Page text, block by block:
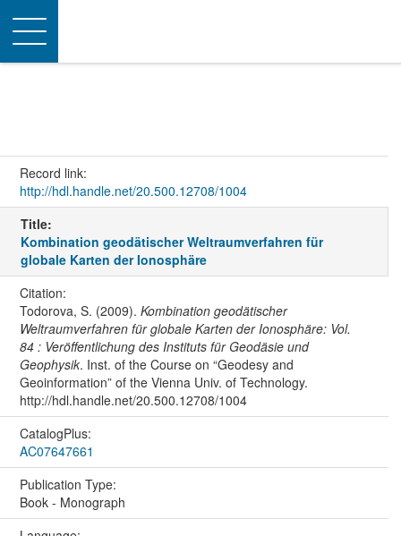
Toggle
navigation
Record link:
http://hdl.handle.net/20.500.12708/1004
Title:
Kombination geodätischer Weltraumverfahren für
globale Karten der Ionosphäre
Citation:
Todorova, S. (2009). Kombination geodätischer
Weltraumverfahren für globale Karten der Ionosphäre: Vol.
84 : Veröffentlichung des Instituts für Geodäsie und
Geophysik. Inst. of the Course on “Geodesy and
Geoinformation” of the Vienna Univ. of Technology.
http://hdl.handle.net/20.500.12708/1004
CatalogPlus:
AC07647661
Publication Type:
Book - Monograph